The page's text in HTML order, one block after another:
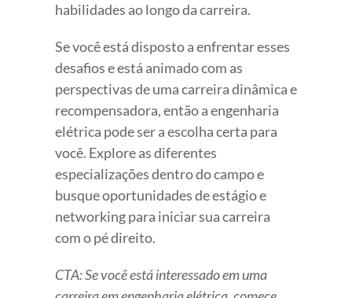
habilidades ao longo da carreira.
Se você está disposto a enfrentar esses
desafios e está animado com as
perspectivas de uma carreira dinâmica e
recompensadora, então a engenharia
elétrica pode ser a escolha certa para
você. Explore as diferentes
especializações dentro do campo e
busque oportunidades de estágio e
networking para iniciar sua carreira
com o pé direito.
CTA: Se você está interessado em uma